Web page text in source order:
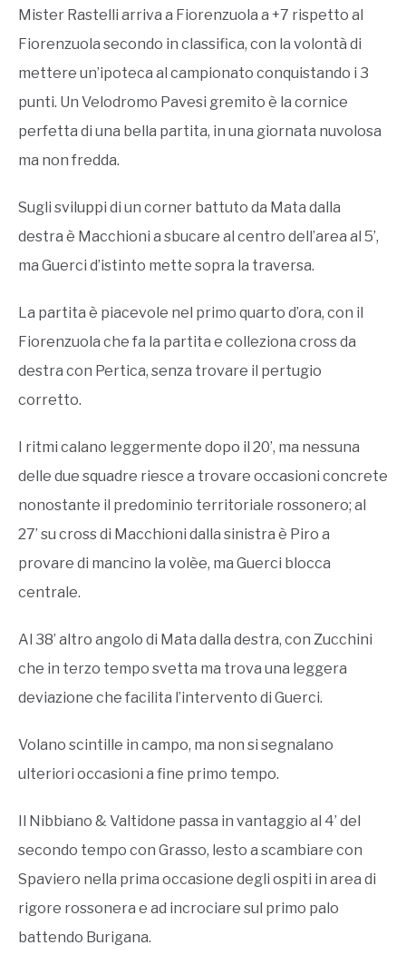
Mister Rastelli arriva a Fiorenzuola a +7 rispetto al
Fiorenzuola secondo in classifica, con la volontà di
mettere un’ipoteca al campionato conquistando i 3
punti. Un Velodromo Pavesi gremito è la cornice
perfetta di una bella partita, in una giornata nuvolosa
ma non fredda.
Sugli sviluppi di un corner battuto da Mata dalla
destra è Macchioni a sbucare al centro dell’area al 5’,
ma Guerci d’istinto mette sopra la traversa.
La partita è piacevole nel primo quarto d’ora, con il
Fiorenzuola che fa la partita e colleziona cross da
destra con Pertica, senza trovare il pertugio
corretto.
I ritmi calano leggermente dopo il 20’, ma nessuna
delle due squadre riesce a trovare occasioni concrete
nonostante il predominio territoriale rossonero; al
27’ su cross di Macchioni dalla sinistra è Piro a
provare di mancino la volèe, ma Guerci blocca
centrale.
Al 38’ altro angolo di Mata dalla destra, con Zucchini
che in terzo tempo svetta ma trova una leggera
deviazione che facilita l’intervento di Guerci.
Volano scintille in campo, ma non si segnalano
ulteriori occasioni a fine primo tempo.
Il Nibbiano & Valtidone passa in vantaggio al 4’ del
secondo tempo con Grasso, lesto a scambiare con
Spaviero nella prima occasione degli ospiti in area di
rigore rossonera e ad incrociare sul primo palo
battendo Burigana.